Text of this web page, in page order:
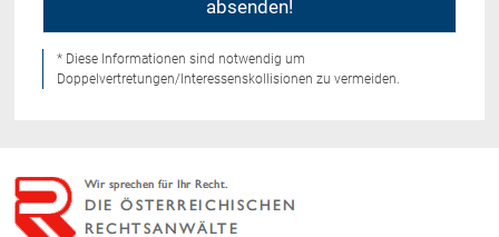
* Diese Informationen sind notwendig um
Doppelvertretungen/Interessenskollisionen zu vermeiden.